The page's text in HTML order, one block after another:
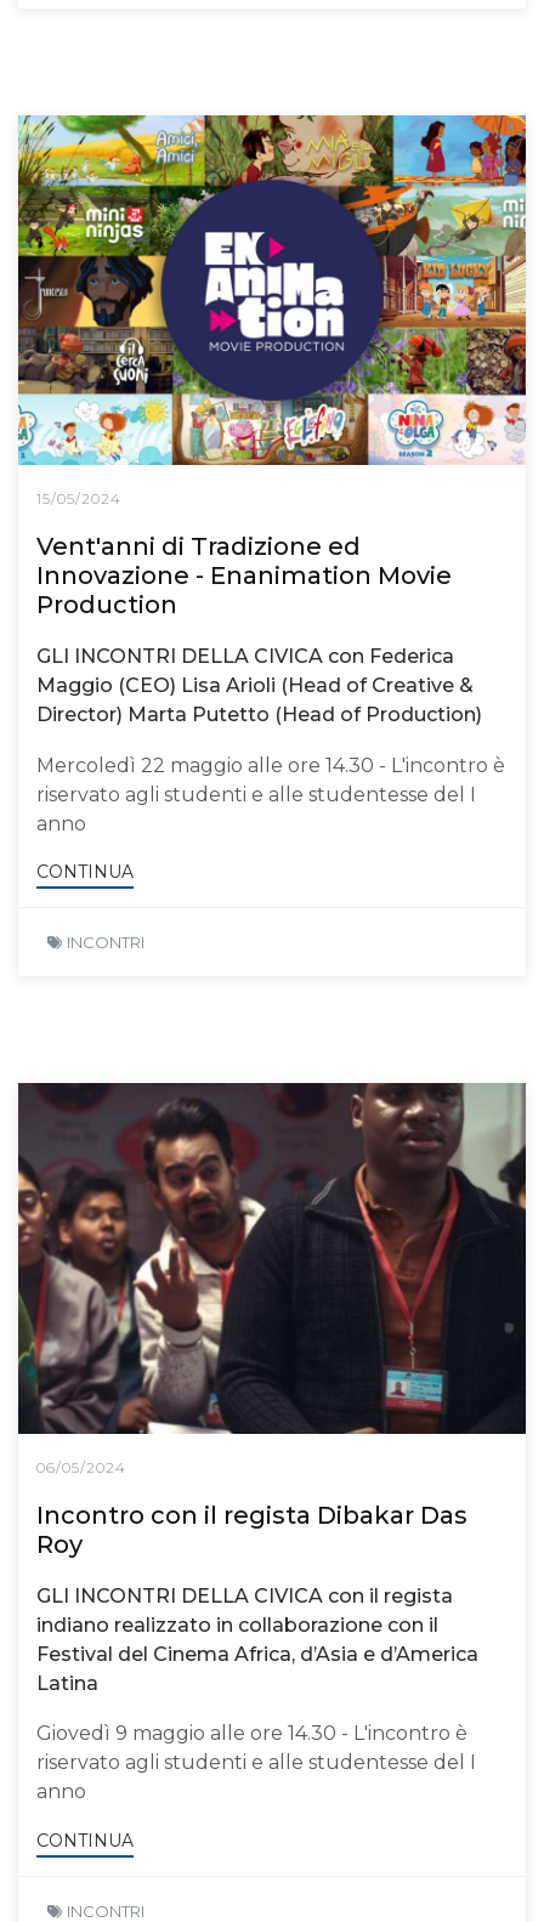
15/05/2024
Vent'anni di Tradizione ed
Innovazione - Enanimation Movie
Production
GLI INCONTRI DELLA CIVICA con Federica
Maggio (CEO) Lisa Arioli (Head of Creative &
Director) Marta Putetto (Head of Production)
Mercoledì 22 maggio alle ore 14.30 - L'incontro è
riservato agli studenti e alle studentesse del I
anno
CONTINUA
INCONTRI
06/05/2024
Incontro con il regista Dibakar Das
Roy
GLI INCONTRI DELLA CIVICA con il regista
indiano realizzato in collaborazione con il
Festival del Cinema Africa, d’Asia e d’America
Latina
Giovedì 9 maggio alle ore 14.30 - L'incontro è
riservato agli studenti e alle studentesse del I
anno
CONTINUA
INCONTRI